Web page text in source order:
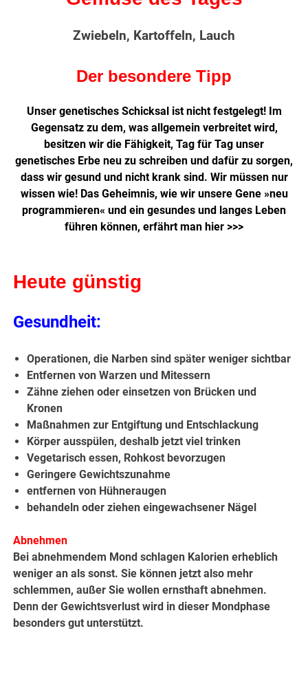
Zwiebeln, Kartoffeln, Lauch
Der besondere Tipp
Unser genetisches Schicksal ist nicht festgelegt! Im
Gegensatz zu dem, was allgemein verbreitet wird,
besitzen wir die Fähigkeit, Tag für Tag unser
genetisches Erbe neu zu schreiben und dafür zu sorgen,
dass wir gesund und nicht krank sind. Wir müssen nur
wissen wie! Das Geheimnis, wie wir unsere Gene »neu
programmieren« und ein gesundes und langes Leben
führen können, erfährt man hier >>>
Heute günstig
Gesundheit:
Operationen, die Narben sind später weniger sichtbar
Entfernen von Warzen und Mitessern
Zähne ziehen oder einsetzen von Brücken und
Kronen
Maßnahmen zur Entgiftung und Entschlackung
Körper ausspülen, deshalb jetzt viel trinken
Vegetarisch essen, Rohkost bevorzugen
Geringere Gewichtszunahme
entfernen von Hühneraugen
behandeln oder ziehen eingewachsener Nägel
Abnehmen
Bei abnehmendem Mond schlagen Kalorien erheblich
weniger an als sonst. Sie können jetzt also mehr
schlemmen, außer Sie wollen ernsthaft abnehmen.
Denn der Gewichtsverlust wird in dieser Mondphase
besonders gut unterstützt.